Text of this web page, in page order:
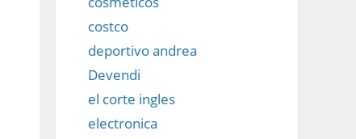
costco
deportivo andrea
Devendi
el corte ingles
electronica